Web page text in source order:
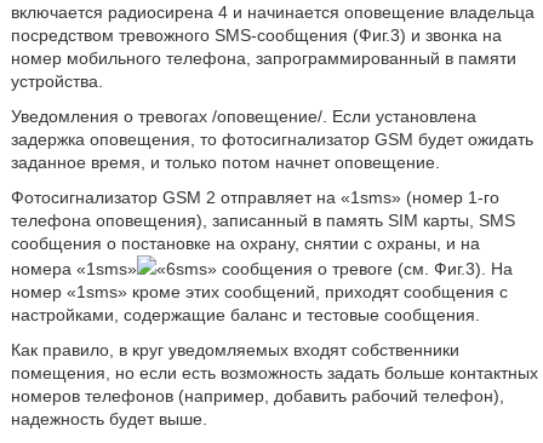
включается радиосирена 4 и начинается оповещение владельца
посредством тревожного SMS-сообщения (Фиг.3) и звонка на
номер мобильного телефона, запрограммированный в памяти
устройства.
Уведомления о тревогах /оповещение/. Если установлена
задержка оповещения, то фотосигнализатор GSM будет ожидать
заданное время, и только потом начнет оповещение.
Фотосигнализатор GSM 2 отправляет на «1sms» (номер 1-го
телефона оповещения), записанный в память SIM карты, SMS
сообщения о постановке на охрану, снятии с охраны, и на
номера «1sms»
«6sms» сообщения о тревоге (см. Фиг.3). На
номер «1sms» кроме этих сообщений, приходят сообщения с
настройками, содержащие баланс и тестовые сообщения.
Как правило, в круг уведомляемых входят собственники
помещения, но если есть возможность задать больше контактных
номеров телефонов (например, добавить рабочий телефон),
надежность будет выше.